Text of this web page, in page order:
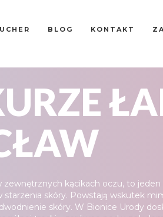
BLOG KONTAKT
zewnętrznych kącikach oczu, to jeden
skóry. Powstają wskutek
skóry. W Bionice Urody